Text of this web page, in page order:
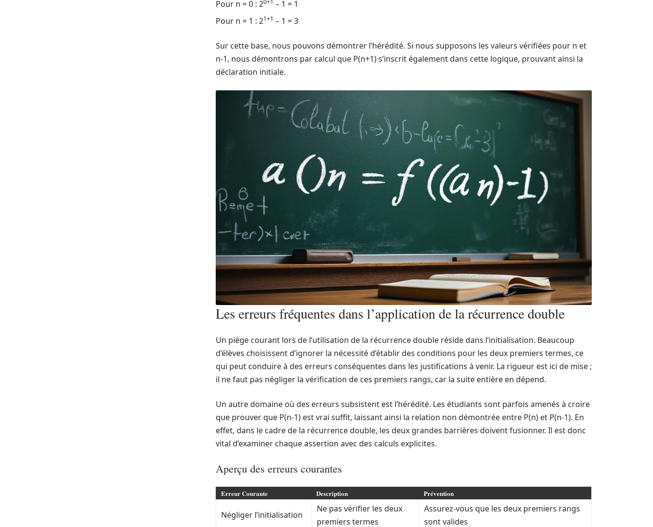
Pour n = 0 : 20+1 – 1 = 1
Pour n = 1 : 21+1 – 1 = 3
Sur cette base, nous pouvons démontrer l’hérédité. Si nous supposons les valeurs vérifiées pour n et
n-1, nous démontrons par calcul que P(n+1) s’inscrit également dans cette logique, prouvant ainsi la
déclaration initiale.
Les erreurs fréquentes dans l’application de la récurrence double
Un piège courant lors de l’utilisation de la récurrence double réside dans l’initialisation. Beaucoup
d’élèves choisissent d’ignorer la nécessité d’établir des conditions pour les deux premiers termes, ce
qui peut conduire à des erreurs conséquentes dans les justifications à venir. La rigueur est ici de mise ;
il ne faut pas négliger la vérification de ces premiers rangs, car la suite entière en dépend.
Un autre domaine où des erreurs subsistent est l’hérédité. Les étudiants sont parfois amenés à croire
que prouver que P(n-1) est vrai suffit, laissant ainsi la relation non démontrée entre P(n) et P(n-1). En
effet, dans le cadre de la récurrence double, les deux grandes barrières doivent fusionner. Il est donc
vital d’examiner chaque assertion avec des calculs explicites.
Aperçu des erreurs courantes
Erreur Courante Description Prévention
Négliger l’initialisation
Ne pas vérifier les deux
premiers termes
Assurez-vous que les deux premiers rangs
sont valides